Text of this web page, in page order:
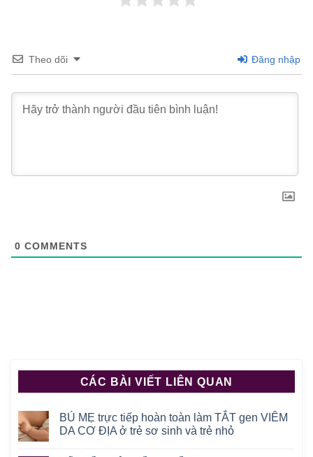
Theo dõi Đăng nhập
0 COMMENTS
CÁC BÀI VIẾT LIÊN QUAN
BÚ MẸ trực tiếp hoàn toàn làm TẮT gen VIÊM
DA CƠ ĐỊA ở trẻ sơ sinh và trẻ nhỏ